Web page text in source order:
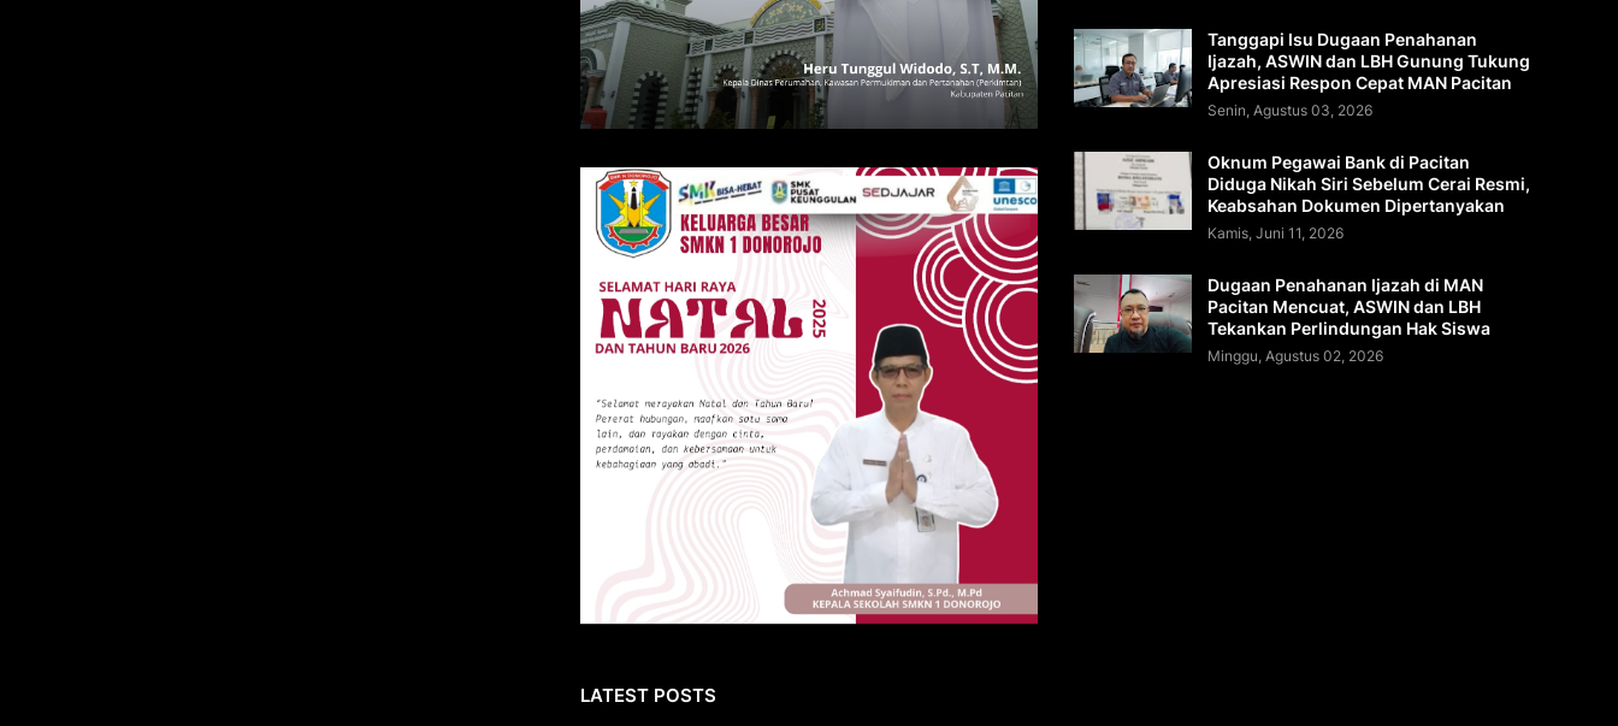
LATEST POSTS
Tanggapi Isu Dugaan Penahanan
Ijazah, ASWIN dan LBH Gunung Tukung
Apresiasi Respon Cepat MAN Pacitan
Senin, Agustus 03, 2026
Oknum Pegawai Bank di Pacitan
Diduga Nikah Siri Sebelum Cerai Resmi,
Keabsahan Dokumen Dipertanyakan
Kamis, Juni 11, 2026
Dugaan Penahanan Ijazah di MAN
Pacitan Mencuat, ASWIN dan LBH
Tekankan Perlindungan Hak Siswa
Minggu, Agustus 02, 2026